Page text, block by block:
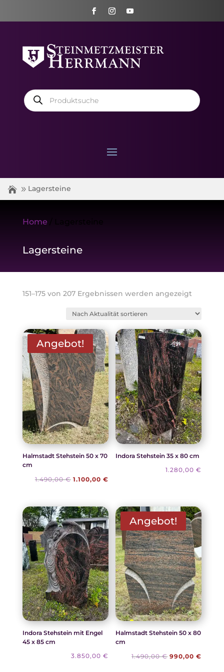
Products
search
Lagersteine
Home
Lagersteine
151–175 von 207 Ergebnissen werden angezeigtNach
Angebot!
Halmstadt Stehstein 50 x 70
cm
1.490,00€ Ursprünglicher
1.490,00 €
1.100,00 €Aktueller
1.100,00 €.
Indora Stehstein 35 x 80 cm
1.280,00€
Indora Stehstein mit Engel
45 x 85 cm
3.850,00 €
Angebot!
Halmstadt Stehstein 50 x 80
cm
1.490,00€ Ursprünglicher
990,00€